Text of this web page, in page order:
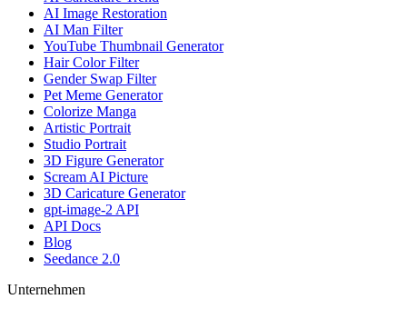
AI Image Restoration
AI Man Filter
YouTube Thumbnail Generator
Hair Color Filter
Gender Swap Filter
Pet Meme Generator
Colorize Manga
Artistic Portrait
Studio Portrait
3D Figure Generator
Scream AI Picture
3D Caricature Generator
gpt-image-2 API
API Docs
Blog
Seedance 2.0
Unternehmen